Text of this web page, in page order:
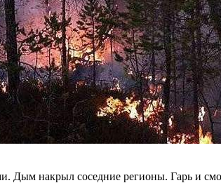
Дым накрыл соседние регионы. Гарь и